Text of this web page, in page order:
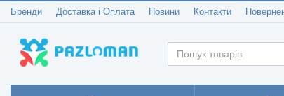
Бренди Доставка і Оплата Новини Контакти